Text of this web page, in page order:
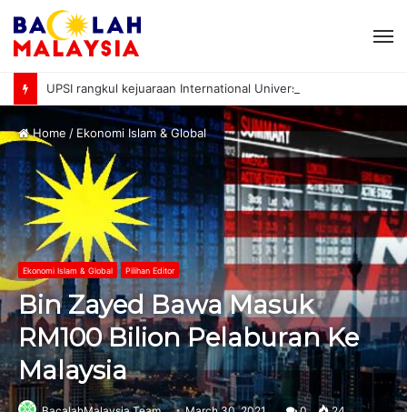
Home / Ekonomi Islam & Global
Ekonomi Islam & Global Pilihan Editor
Bin Zayed Bawa Masuk
RM100 Bilion Pelaburan Ke
Malaysia